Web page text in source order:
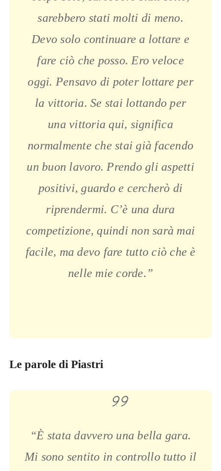
sarebbero stati molti di meno.
Devo solo continuare a lottare e
fare ciò che posso. Ero veloce
oggi. Pensavo di poter lottare per
la vittoria. Se stai lottando per
una vittoria qui, significa
normalmente che stai già facendo
un buon lavoro. Prendo gli aspetti
positivi, guardo e cercherò di
riprendermi. C’è una dura
competizione, quindi non sarà mai
facile, ma devo fare tutto ciò che è
nelle mie corde.”
Le parole di Piastri
“È stata davvero una bella gara.
Mi sono sentito in controllo tutto il